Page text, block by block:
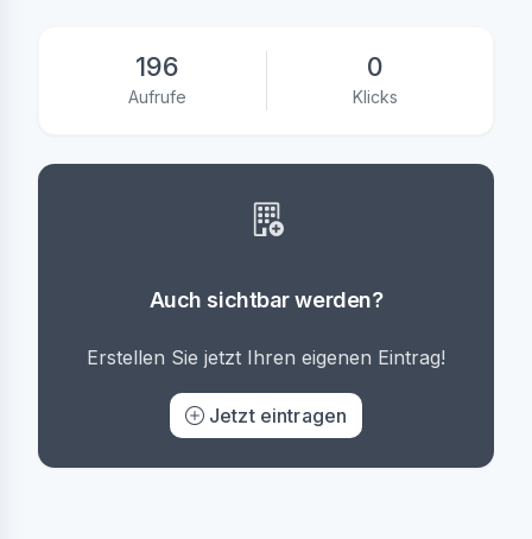
196
Aufrufe
0
Klicks
Auch sichtbar werden?
Erstellen Sie jetzt Ihren eigenen Eintrag!
Jetzt eintragen